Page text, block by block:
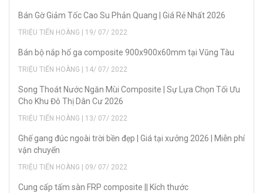
Bán Gờ Giảm Tốc Cao Su Phản Quang | Giá Rẻ Nhất 2026
TRIỆU TIẾN HOÀNG | 19/ 07/ 2022
Bán bộ nắp hố ga composite 900x900x60mm tại Vũng Tàu
TRIỆU TIẾN HOÀNG | 14/ 07/ 2022
Song Thoát Nước Ngăn Mùi Composite | Sự Lựa Chọn Tối Ưu
Cho Khu Đô Thị Dân Cư 2026
TRIỆU TIẾN HOÀNG | 13/ 07/ 2022
Ghế gang đúc ngoài trời bền đẹp | Giá tại xưởng 2026 | Miễn phí
vận chuyển
TRIỆU TIẾN HOÀNG | 09/ 07/ 2022
Cung cấp tấm sàn FRP composite || Kích thước